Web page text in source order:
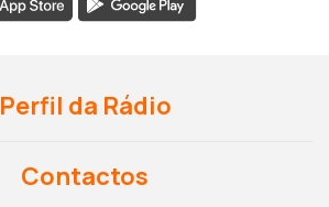
Perfil da Rádio
Contactos